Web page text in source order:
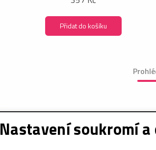
Nastavení soukromí a
Přidat do košíku
Informace o nákupu